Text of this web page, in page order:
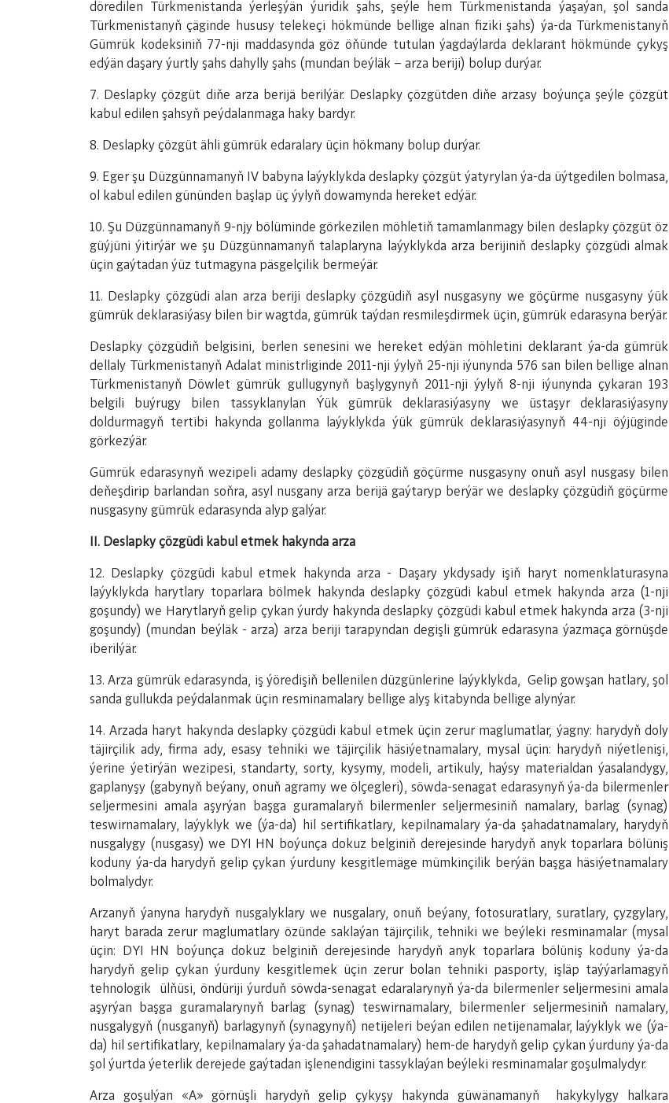
döredilen Türkmenistanda ýerleşýän ýuridik şahs, şeýle hem Türkmenistanda ýaşaýan, şol sanda
Türkmenistanyň çäginde hususy telekeçi hökmünde bellige alnan fiziki şahs) ýa-da Türkmenistanyň
Gümrük kodeksiniň 77-nji maddasynda göz öňünde tutulan ýagdaýlarda deklarant hökmünde çykyş
edýän daşary ýurtly şahs dahylly şahs (mundan beýläk – arza beriji) bolup durýar.
7. Deslapky çözgüt diňe arza berijä berilýär. Deslapky çözgütden diňe arzasy boýunça şeýle çözgüt
kabul edilen şahsyň peýdalanmaga haky bardyr.
8. Deslapky çözgüt ähli gümrük edaralary üçin hökmany bolup durýar.
9. Eger şu Düzgünnamanyň IV babyna laýyklykda deslapky çözgüt ýatyrylan ýa-da üýtgedilen bolmasa,
ol kabul edilen gününden başlap üç ýylyň dowamynda hereket edýär.
10. Şu Düzgünnamanyň 9-njy bölüminde görkezilen möhletiň tamamlanmagy bilen deslapky çözgüt öz
güýjüni ýitirýär we şu Düzgünnamanyň talaplaryna laýyklykda arza berijiniň deslapky çözgüdi almak
üçin gaýtadan ýüz tutmagyna päsgelçilik bermeýär.
11. Deslapky çözgüdi alan arza beriji deslapky çözgüdiň asyl nusgasyny we göçürme nusgasyny ýük
gümrük deklarasiýasy bilen bir wagtda, gümrük taýdan resmileşdirmek üçin, gümrük edarasyna berýär.
Deslapky çözgüdiň belgisini, berlen senesini we hereket edýän möhletini deklarant ýa-da gümrük
dellaly Türkmenistanyň Adalat ministrliginde 2011-nji ýylyň 25-nji iýunynda 576 san bilen bellige alnan
Türkmenistanyň Döwlet gümrük gullugynyň başlygynyň 2011-nji ýylyň 8-nji iýunynda çykaran 193
belgili buýrugy bilen tassyklanylan Ýük gümrük deklarasiýasyny we üstaşyr deklarasiýasyny
doldurmagyň tertibi hakynda gollanma laýyklykda ýük gümrük deklarasiýasynyň 44-nji öýjüginde
görkezýär.
Gümrük edarasynyň wezipeli adamy deslapky çözgüdiň göçürme nusgasyny onuň asyl nusgasy bilen
deňeşdirip barlandan soňra, asyl nusgany arza berijä gaýtaryp berýär we deslapky çözgüdiň göçürme
nusgasyny gümrük edarasynda alyp galýar.
II. Deslapky çözgüdi kabul etmek hakynda arza
12. Deslapky çözgüdi kabul etmek hakynda arza - Daşary ykdysady işiň haryt nomenklaturasyna
laýyklykda harytlary toparlara bölmek hakynda deslapky çözgüdi kabul etmek hakynda arza (1-nji
goşundy) we Harytlaryň gelip çykan ýurdy hakynda deslapky çözgüdi kabul etmek hakynda arza (3-nji
goşundy) (mundan beýläk - arza) arza beriji tarapyndan degişli gümrük edarasyna ýazmaça görnüşde
iberilýär.
13. Arza gümrük edarasynda, iş ýöredişiň bellenilen düzgünlerine laýyklykda, Gelip gowşan hatlary, şol
sanda gullukda peýdalanmak üçin resminamalary bellige alyş kitabynda bellige alynýar.
14. Arzada haryt hakynda deslapky çözgüdi kabul etmek üçin zerur maglumatlar, ýagny: harydyň doly
täjirçilik ady, firma ady, esasy tehniki we täjirçilik häsiýetnamalary, mysal üçin: harydyň niýetlenişi,
ýerine ýetirýän wezipesi, standarty, sorty, kysymy, modeli, artikuly, haýsy materialdan ýasalandygy,
gaplanyşy (gabynyň beýany, onuň agramy we ölçegleri), söwda-senagat edarasynyň ýa-da bilermenler
seljermesini amala aşyrýan başga guramalaryň bilermenler seljermesiniň namalary, barlag (synag)
teswirnamalary, laýyklyk we (ýa-da) hil sertifikatlary, kepilnamalary ýa-da şahadatnamalary, harydyň
nusgalygy (nusgasy) we DYI HN boýunça dokuz belginiň derejesinde harydyň anyk toparlara bölüniş
koduny ýa-da harydyň gelip çykan ýurduny kesgitlemäge mümkinçilik berýän başga häsiýetnamalary
bolmalydyr.
Arzanyň ýanyna harydyň nusgalyklary we nusgalary, onuň beýany, fotosuratlary, suratlary, çyzgylary,
haryt barada zerur maglumatlary özünde saklaýan täjirçilik, tehniki we beýleki resminamalar (mysal
üçin: DYI HN boýunça dokuz belginiň derejesinde harydyň anyk toparlara bölüniş koduny ýa-da
harydyň gelip çykan ýurduny kesgitlemek üçin zerur bolan tehniki pasporty, işläp taýýarlamagyň
tehnologik ülňüsi, öndüriji ýurduň söwda-senagat edaralarynyň ýa-da bilermenler seljermesini amala
aşyrýan başga guramalarynyň barlag (synag) teswirnamalary, bilermenler seljermesiniň namalary,
nusgalygyň (nusganyň) barlagynyň (synagynyň) netijeleri beýan edilen netijenamalar, laýyklyk we (ýa-
da) hil sertifikatlary, kepilnamalary ýa-da şahadatnamalary) hem-de harydyň gelip çykan ýurduny ýa-da
şol ýurtda ýeterlik derejede gaýtadan işlenendigini tassyklaýan beýleki resminamalar goşulmalydyr.
Arza goşulýan «A» görnüşli harydyň gelip çykyşy hakynda güwänamanyň hakykylygy halkara